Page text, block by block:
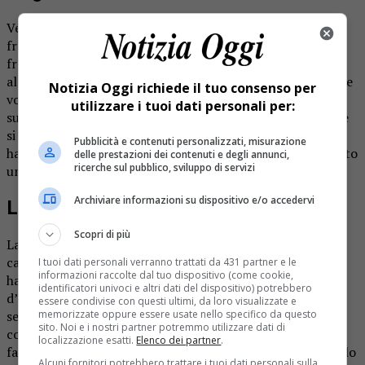
Venerdì un cucciolo di pitbull è stato colpito con una
freccia lanciata da una balestra. L’unica fortuna è che la
freccia si era fermata a pochi centimetri dalla vena aorta,
altrimenti l’animale sarebbe morto dissanguato. «Neppure
voglio pensarci – spiega la proprietaria -. Ma quanto
successo è assurdo. La freccia è entrata tra spalla e collo e
si è fermata appena prima del cuore. E’ un episodio che ci
ha davvero scioccato. Neppure il veterinario aveva mai visto
una crudeltà del genere».
La vicenda
La padrona è tornata a casa a mezzogiorno e ha trovato il
cane con la freccia al collo. Non ci ha pensato un attimo e
ha portato l’animale dal veterinario dove è stato operato
d’urgenza. Direttamente il veterinario ha presentato la
segnalazione agli organi preposti che adesso avvieranno i
controlli del caso. Impossibile capire se il gesto sia stato
fatto apposta, o se invece è stato un errore. Ma un cucciolo
Notizia Oggi richiede il tuo consenso per
utilizzare i tuoi dati personali per:
Pubblicità e contenuti personalizzati, misurazione
delle prestazioni dei contenuti e degli annunci,
ricerche sul pubblico, sviluppo di servizi
Archiviare informazioni su dispositivo e/o accedervi
Scopri di più
I tuoi dati personali verranno trattati da 431 partner e le
informazioni raccolte dal tuo dispositivo (come cookie,
identificatori univoci e altri dati del dispositivo) potrebbero
essere condivise con questi ultimi, da loro visualizzate e
memorizzate oppure essere usate nello specifico da questo
sito. Noi e i nostri partner potremmo utilizzare dati di
localizzazione esatti. Elenco dei partner.